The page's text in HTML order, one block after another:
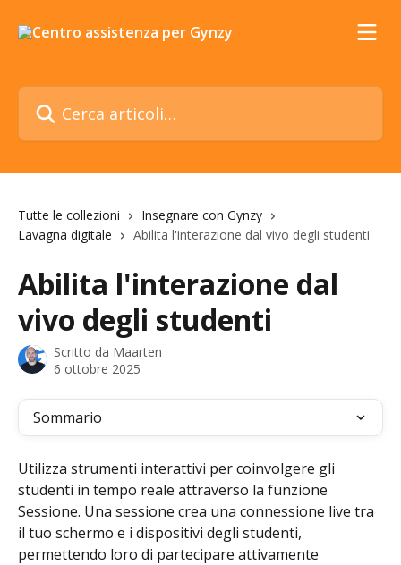
Cerca articoli…
Tutte le collezioni
Insegnare con Gynzy
Lavagna digitale
Abilita l'interazione dal vivo degli studenti
Abilita l'interazione dal
vivo degli studenti
Scritto da Maarten
6 ottobre 2025
Sommario
Utilizza strumenti interattivi per coinvolgere gli
studenti in tempo reale attraverso la funzione
Sessione. Una sessione crea una connessione live tra
il tuo schermo e i dispositivi degli studenti,
permettendo loro di partecipare attivamente